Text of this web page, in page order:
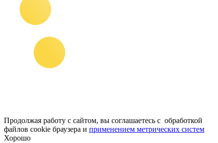
Продолжая работу с сайтом, вы соглашаетесь с обработкой
файлов cookie браузера и применением метрических систем
Хорошо